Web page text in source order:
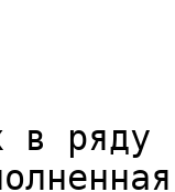
в ряду